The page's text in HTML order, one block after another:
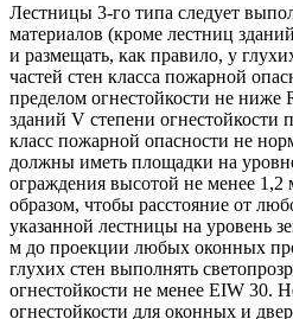
Лестницы 3-го типа следует
материалов (кроме лестниц
и размещать, как правило, у
частей стен класса пожарной
пределом огнестойкости не ниже
зданий V степени огнестойкости
класс пожарной опасности не
должны иметь площадки на
ограждения высотой не менее 1,2
образом, чтобы расстояние от
указанной лестницы на уровень
м до проекции любых оконных
глухих стен выполнять
огнестойкости не менее EIW 30.
огнестойкости для оконных и